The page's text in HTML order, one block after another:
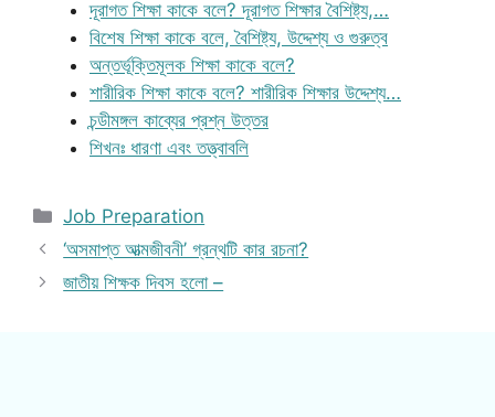
দূরাগত শিক্ষা কাকে বলে? দূরাগত শিক্ষার বৈশিষ্ট্য,…
বিশেষ শিক্ষা কাকে বলে, বৈশিষ্ট্য, উদ্দেশ্য ও গুরুত্ব
অন্তর্ভূক্তিমূলক শিক্ষা কাকে বলে?
শারীরিক শিক্ষা কাকে বলে? শারীরিক শিক্ষার উদ্দেশ্য…
চন্ডীমঙ্গল কাব্যের প্রশ্ন উত্তর
শিখনঃ ধারণা এবং তত্ত্বাবলি
Categories
Job Preparation
‘অসমাপ্ত আত্মজীবনী’ গ্রন্থটি কার রচনা?
জাতীয় শিক্ষক দিবস হলো –